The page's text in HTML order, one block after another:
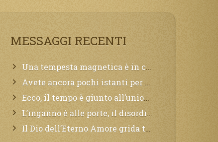
MESSAGGI RECENTI
Una tempesta magnetica è in corso, questa generazione patirà. Il black out non tarderà ad arrivare e tutta la Terra sarà oscurata.
Avete ancora pochi istanti per convertirvi, non perdete tempo, la sciagura arriverà all’improvviso e per chi non si sarà preparato saranno dolori.
Ecco, il tempo è giunto all’unione del Padre con il figlio, non avete che da attendere pochissimo.
L’inganno è alle porte, il disordine degli ordinati urlerà perdono, ma sarà troppo tardi, il tradimento è stato grande!
Il Dio dell’Eterno Amore grida tutto il Suo bene per i Suoi,richiama a Sé i lontani, affinché si pentano e tornino a Lui: